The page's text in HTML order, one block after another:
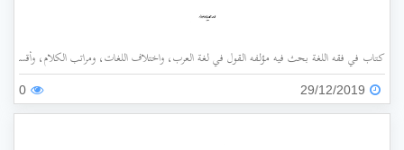
كتاب في فقه اللغة بحث فيه مؤلفه القول في لغة العرب، واختلاف اللغات، ومراتب الكلام،
29/12/2019
0